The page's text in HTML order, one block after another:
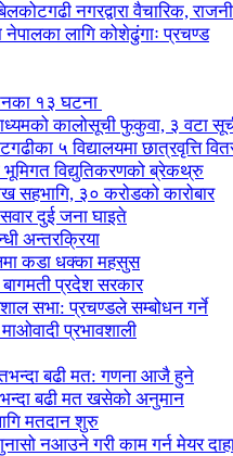
नगरद्वारा वैचारिक,
नेपालका लागि कोशेढुंगाः प्रचण्ड
१३ घटना
कालोसूची फुकुवा, ३ वटा
५ विद्यालयमा छात्रवृत्ति
विद्युतिकरणको ब्रेकथ्रु
सहभागि, ३० करोडको कारोबार
दुई जना घाइते
अन्तरक्रिया
कडा धक्का महसुस
बागमती प्रदेश सरकार
सभा: प्रचण्डले सम्बोधन गर्ने
प्रभावशाली
बढी मत: गणना आजै हुने
बढी मत खसेको अनुमान
मतदान शुरु
नआउने गरी काम गर्न मेयर